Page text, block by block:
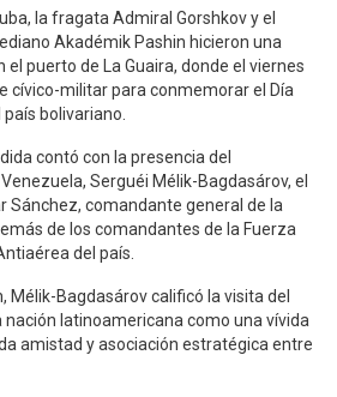
la fragata Admiral Gorshkov y el
Akadémik Pashin hicieron una
el puerto de La Guaira, donde el viernes
cívico-militar para conmemorar el Día
bolivariano.
contó con la presencia del
Serguéi Mélik-Bagdasárov, el
Sánchez, comandante general de la
de los comandantes de la Fuerza
del país.
Mélik-Bagdasárov calificó la visita del
latinoamericana como una vívida
amistad y asociación estratégica entre